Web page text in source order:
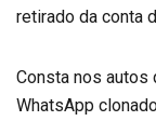
retirado da conta
Consta nos autos
WhatsApp